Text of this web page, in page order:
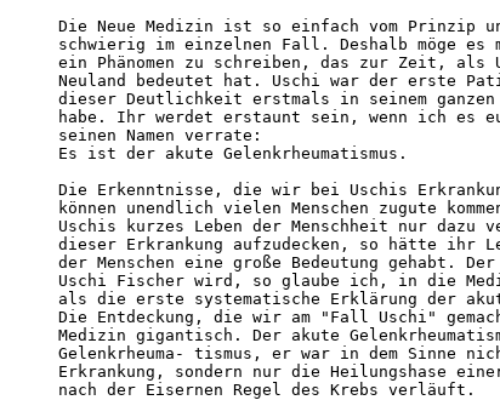
Die Neue Medizin ist so einfach vom Prinzip
schwierig im einzelnen Fall. Deshalb möge
ein Phänomen zu schreiben, das zur Zeit, als
Neuland bedeutet hat. Uschi war der erste
dieser Deutlichkeit erstmals in seinem
habe. Ihr werdet erstaunt sein, wenn ich es
seinen Namen verrate:
Es ist der akute Gelenkrheumatismus.
Die Erkenntnisse, die wir bei Uschis
können unendlich vielen Menschen zugute
Uschis kurzes Leben der Menschheit nur
dieser Erkrankung aufzudecken, so hätte ihr
der Menschen eine große Bedeutung gehabt.
Uschi Fischer wird, so glaube ich, in die
als die erste systematische Erklärung der
Die Entdeckung, die wir am "Fall Uschi"
Medizin gigantisch. Der akute
Gelenkrheuma- tismus, er war in dem Sinne
Erkrankung, sondern nur die Heilungshase
nach der Eisernen Regel des Krebs verläuft.